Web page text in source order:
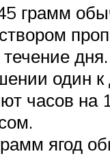
грамм
один
часов
ягод